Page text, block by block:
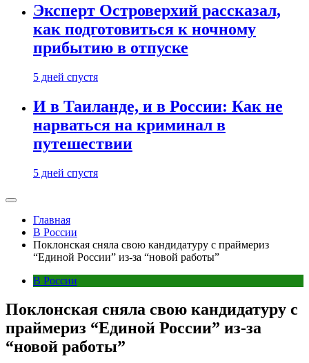
Эксперт Островерхий рассказал,
как подготовиться к ночному
прибытию в отпуске
5 дней спустя
И в Таиланде, и в России: Как не
нарваться на криминал в
путешествии
5 дней спустя
Главная
В России
Поклонская сняла свою кандидатуру с праймериз
“Единой России” из-за “новой работы”
В России
Поклонская сняла свою кандидатуру с
праймериз “Единой России” из-за
“новой работы”